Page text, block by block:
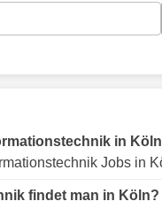
in
Jobs in
findet man in Köln?